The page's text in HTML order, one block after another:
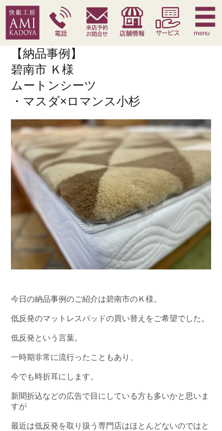
快眠枕 腰痛対策寝具 季節寝具 サービス
menu
【納品事例】
碧南市 Ｋ様
ムートンシーツ
・マスダ×ロマンス小杉
今日の納品事例のご紹介は碧南市のＫ様。
低反発のマットレスパッドの買い替えをご希望でした。
低反発という言葉。
一時期非常に流行ったこともあり、
今でも時折耳にします。
新聞折込などの広告で目にしている方も多いかと思いま
すが
最近は低反発を取り扱う専門店はほとんどないのではと